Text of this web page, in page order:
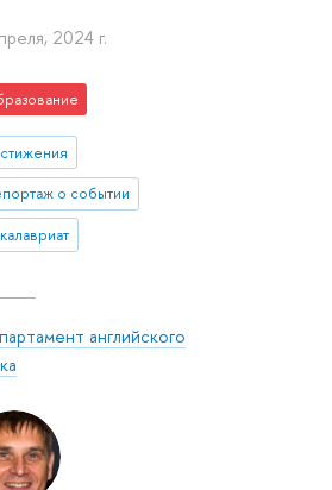
2024 г.
о событии
английского